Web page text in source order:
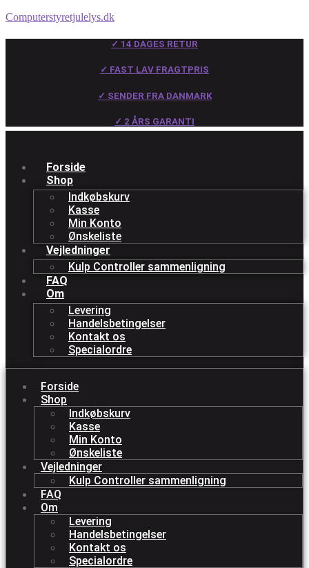
Computerstyretjulelys.dk
✓ 14 DAGES RETUR
✓ FAST LAV FRAGTPRIS
✓ SENDER FRA DANMARK
✓ 2 ÅRS GARANTI
Forside
Shop
Indkøbskurv
Kasse
Min Konto
Ønskeliste
Vejledninger
Kulp Controller sammenligning
FAQ
Om
Levering
Handelsbetingelser
Kontakt os
Specialordre
Forside
Shop
Indkøbskurv
Kasse
Min Konto
Ønskeliste
Vejledninger
Kulp Controller sammenligning
FAQ
Om
Levering
Handelsbetingelser
Kontakt os
Specialordre